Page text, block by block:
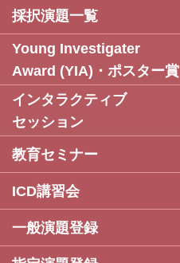
採択演題一覧
Young Investigater
Award (YIA)・ポスター賞
インタラクティブ
セッション
教育セミナー
ICD講習会
一般演題登録